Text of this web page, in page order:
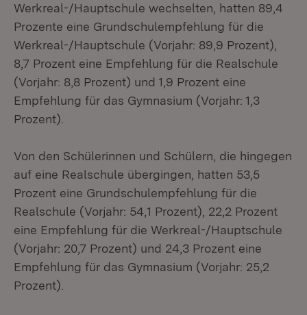
Werkreal-/Hauptschule wechselten, hatten 89,4
Prozente eine Grundschulempfehlung für die
Werkreal-/Hauptschule (Vorjahr: 89,9 Prozent),
8,7 Prozent eine Empfehlung für die Realschule
(Vorjahr: 8,8 Prozent) und 1,9 Prozent eine
Empfehlung für das Gymnasium (Vorjahr: 1,3
Prozent).
Von den Schülerinnen und Schülern, die hingegen
auf eine Realschule übergingen, hatten 53,5
Prozent eine Grundschulempfehlung für die
Realschule (Vorjahr: 54,1 Prozent), 22,2 Prozent
eine Empfehlung für die Werkreal-/Hauptschule
(Vorjahr: 20,7 Prozent) und 24,3 Prozent eine
Empfehlung für das Gymnasium (Vorjahr: 25,2
Prozent).